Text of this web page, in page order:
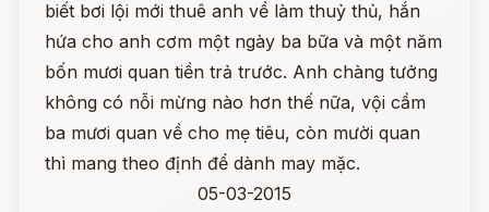
biết bơi lội mới thuê anh về làm thuỷ thủ, hắn
hứa cho anh cơm một ngày ba bữa và một năm
bốn mươi quan tiền trả trước. Anh chàng tưởng
không có nỗi mừng nào hơn thế nữa, vội cầm
ba mươi quan về cho mẹ tiêu, còn mười quan
thì mang theo định để dành may mặc.
05-03-2015